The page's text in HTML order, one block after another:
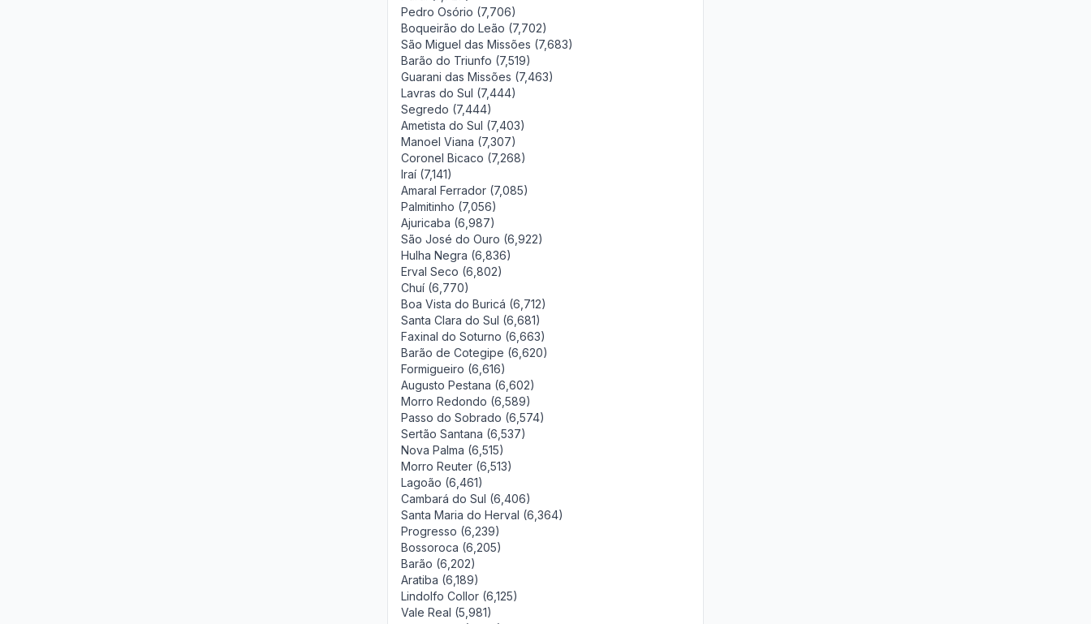
Pedro Osório (7,706)
Boqueirão do Leão (7,702)
São Miguel das Missões (7,683)
Barão do Triunfo (7,519)
Guarani das Missões (7,463)
Lavras do Sul (7,444)
Segredo (7,444)
Ametista do Sul (7,403)
Manoel Viana (7,307)
Coronel Bicaco (7,268)
Iraí (7,141)
Amaral Ferrador (7,085)
Palmitinho (7,056)
Ajuricaba (6,987)
São José do Ouro (6,922)
Hulha Negra (6,836)
Erval Seco (6,802)
Chuí (6,770)
Boa Vista do Buricá (6,712)
Santa Clara do Sul (6,681)
Faxinal do Soturno (6,663)
Barão de Cotegipe (6,620)
Formigueiro (6,616)
Augusto Pestana (6,602)
Morro Redondo (6,589)
Passo do Sobrado (6,574)
Sertão Santana (6,537)
Nova Palma (6,515)
Morro Reuter (6,513)
Lagoão (6,461)
Cambará do Sul (6,406)
Santa Maria do Herval (6,364)
Progresso (6,239)
Bossoroca (6,205)
Barão (6,202)
Aratiba (6,189)
Lindolfo Collor (6,125)
Vale Real (5,981)